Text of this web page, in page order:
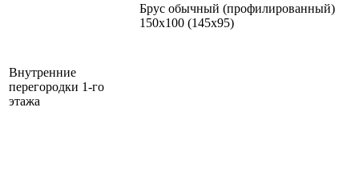
Внутренние
перегородки 1-го
этажа
Брус обычный (профилированный)
150х100 (145х95)